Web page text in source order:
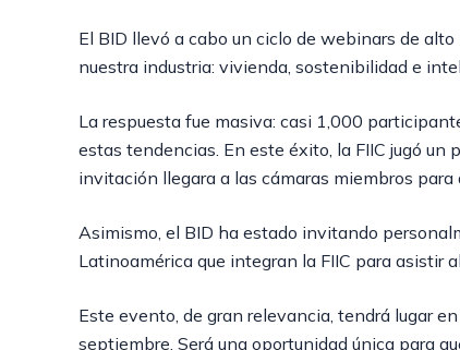
El BID llevó a cabo un ciclo de webinars de
nuestra industria: vivienda, sostenibilidad e
La respuesta fue masiva: casi 1,000
estas tendencias. En este éxito, la FIIC jugó
invitación llegara a las cámaras miembros
Asimismo, el BID ha estado invitando
Latinoamérica que integran la FIIC para asistir
Este evento, de gran relevancia, tendrá lugar
septiembre. Será una oportunidad única para